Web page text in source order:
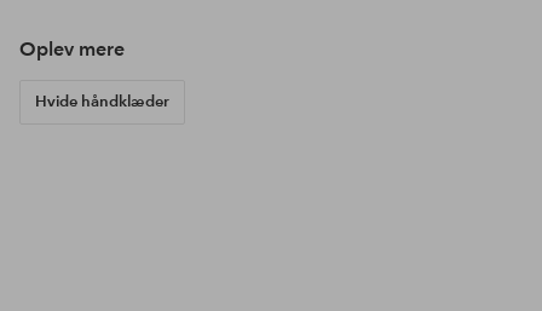
Oplev mere
Hvide håndklæder